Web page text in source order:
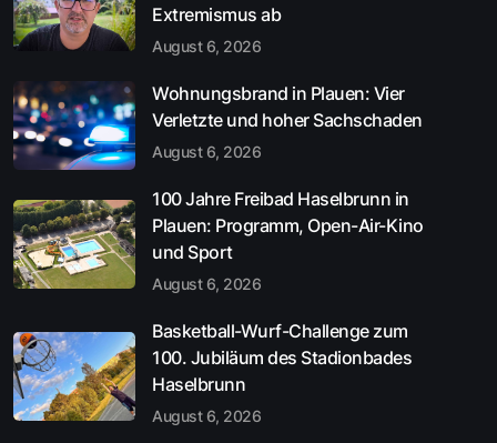
Extremismus ab
August 6, 2026
Wohnungsbrand in Plauen: Vier
Verletzte und hoher Sachschaden
August 6, 2026
100 Jahre Freibad Haselbrunn in
Plauen: Programm, Open-Air-Kino
und Sport
August 6, 2026
Basketball-Wurf-Challenge zum
100. Jubiläum des Stadionbades
Haselbrunn
August 6, 2026